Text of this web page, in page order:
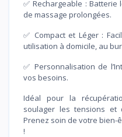
✅ Rechargeable :
de massage prolongées.
✅ Compact et Léger :
utilisation à domicile, au
✅ Personnalisation de
vos besoins.
Idéal pour la
soulager les tensions et
Prenez soin de votre bien-
!